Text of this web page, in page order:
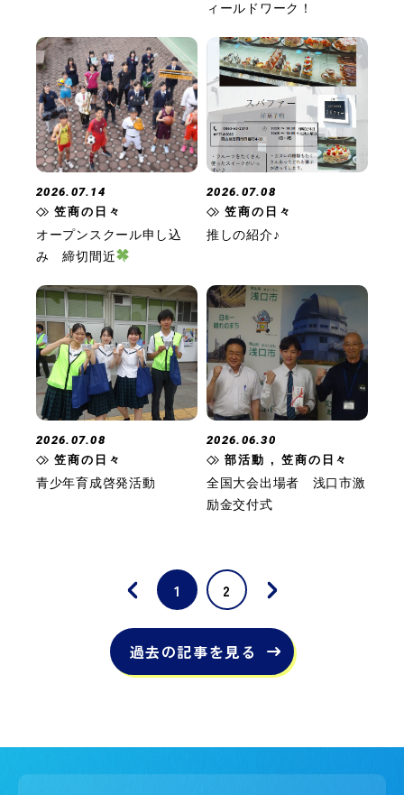
ィールドワーク！
2026.07.14
笠商の日々
オープンスクール申し込
み 締切間近
2026.07.08
笠商の日々
推しの紹介♪
2026.07.08
笠商の日々
青少年育成啓発活動
2026.06.30
部活動 , 笠商の日々
全国大会出場者 浅口市激
励金交付式
1 2
過去の記事を見る